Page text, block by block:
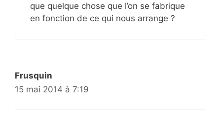
que quelque chose que l’on se fabrique
en fonction de ce qui nous arrange ?
Frusquin
15 mai 2014 à 7:19